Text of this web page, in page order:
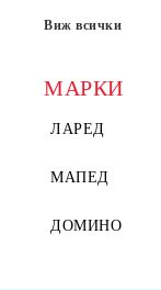
Виж всички
МАРКИ
ЛАРЕД
МАПЕД
ДОМИНО